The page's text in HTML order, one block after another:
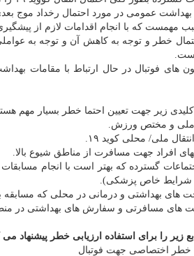
بهداشت عمومی در مورد احتمال رخداد موج
های فوتبال در حال ارتباط با مقامات
زیر جهت تعیین احتما خطر بسیار مهم
ملی و مختص ورزش.
ملی/ محلی کوید ۱۹.
افراد جهت مسافرت از مناطق شیوع بالا.
با شرایط خاص پزشکی).
های بهداشتی و درمانی در محلی که مسابقه
های مسافرتی و سفارش های بهداشتی در
زیر را برای استفاده ارزیابی خطر پیشنهاد می
خطر اختصاصی جهت فوتبال